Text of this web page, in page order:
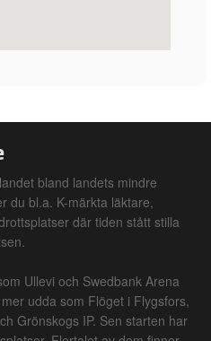
bland landets mindre
du bl.a. K-märkta läktare,
där tiden stått stilla
Ullevi och Swedbank Arena
udda som Flöget i Flygsfors,
Grönskogs IP. Sen starten har